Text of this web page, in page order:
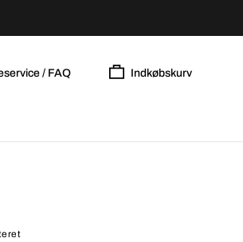
/ FAQ Indkøbskurv